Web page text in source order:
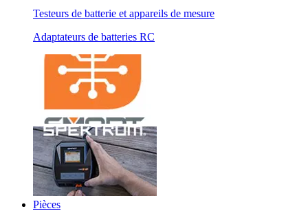
Testeurs de batterie et appareils de mesure
Adaptateurs de batteries RC
Pièces